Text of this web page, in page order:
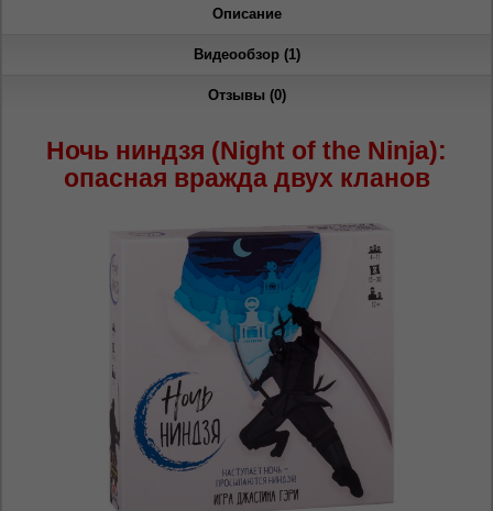
Описание
Видеообзор (1)
Отзывы (0)
Ночь ниндзя (Night of the Ninja):
опасная вражда двух кланов
oricând să faceți asta în colțul din dreapta sus